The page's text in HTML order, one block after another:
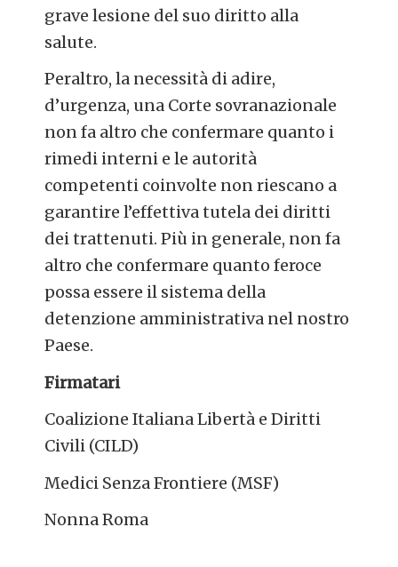
grave lesione del suo diritto alla
salute.
Peraltro, la necessità di adire,
d’urgenza, una Corte sovranazionale
non fa altro che confermare quanto i
rimedi interni e le autorità
competenti coinvolte non riescano a
garantire l’effettiva tutela dei diritti
dei trattenuti. Più in generale, non fa
altro che confermare quanto feroce
possa essere il sistema della
detenzione amministrativa nel nostro
Paese.
Firmatari
Coalizione Italiana Libertà e Diritti
Civili (CILD)
Medici Senza Frontiere (MSF)
Nonna Roma